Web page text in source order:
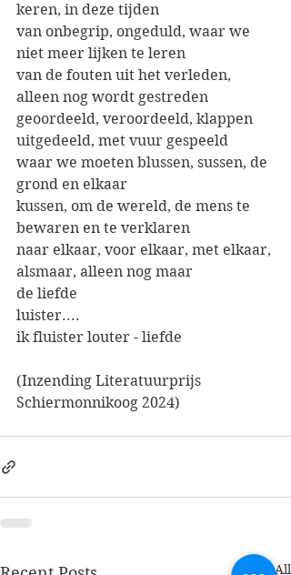
keren, in deze tijden
van onbegrip, ongeduld, waar we
niet meer lijken te leren
van de fouten uit het verleden,
alleen nog wordt gestreden
geoordeeld, veroordeeld, klappen
uitgedeeld, met vuur gespeeld
waar we moeten blussen, sussen, de
grond en elkaar
kussen, om de wereld, de mens te
bewaren en te verklaren
naar elkaar, voor elkaar, met elkaar,
alsmaar, alleen nog maar
de liefde
luister....
ik fluister louter - liefde
(Inzending Literatuurprijs
Schiermonnikoog 2024)
See All